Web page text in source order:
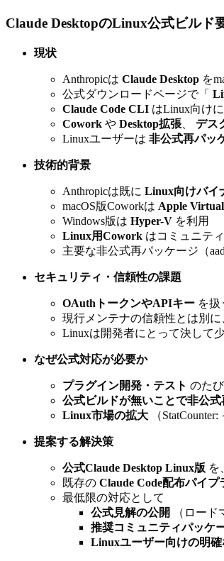
Claude DesktopのLinux公式ビルド
現状
Anthropicは Claude Desktop を
公式ダウンロードページで「
Claude Code CLI はLinux向け
Cowork や Desktop拡張 デス
Linuxユーザーは 非公式再パッ
技術的背景
Anthropicは既に Linux向けバイ
macOS版Coworkは Apple
Windows版は Hyper-V を利用
Linux用Cowork はコミュニテ
主要な非公式再パッケージ（
セキュリティ・信頼性の課題
OAuthトークンやAPIキー を扱
現行メンテナの信頼性とは別に
Linuxは開発者にとって決して
なぜ公式対応が必要か
プラグイン開発・テスト のた
公式ビルドが無いことで非公
Linux市場の拡大 （
提案する解決策
公式Claude Desktop Linux版 を
既存の Claude Code配布パイプ
最低限の対応として
公式見解の公開
（ロード
推奨コミュニティパッケ
Linuxユーザー向けの明